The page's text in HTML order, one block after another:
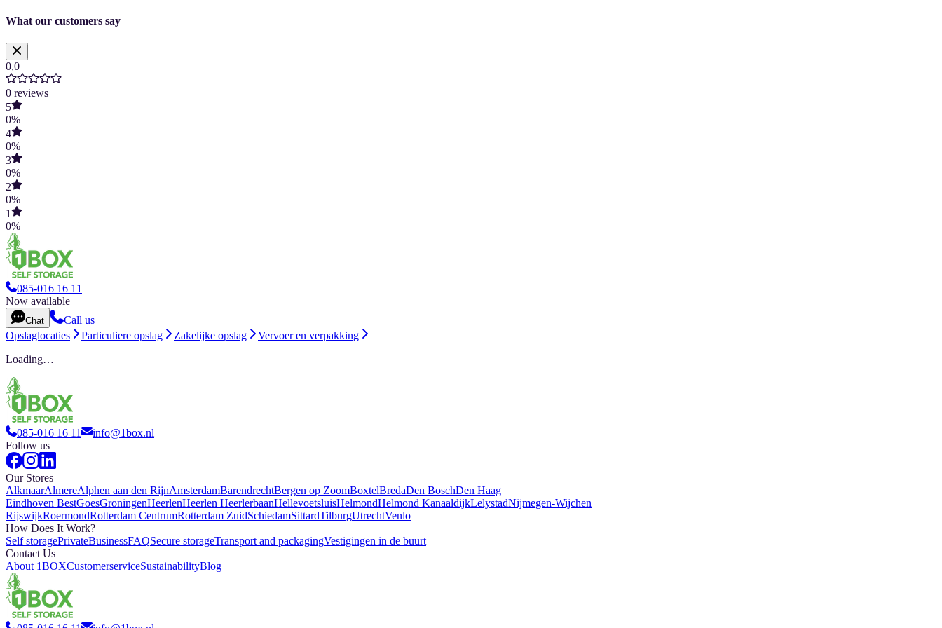
What our customers say
0,0
0 reviews
5
0%
4
0%
3
0%
2
0%
1
0%
085-016 16 11
Now available
Chat
Call us
Opslaglocaties
Particuliere opslag Zakelijke opslag
Vervoer en verpakking
Loading…
085-016 16 11
info@1box.nl
Follow us
Our Stores
AlkmaarAlmereAlphen aan den RijnAmsterdamBarendrechtBergen op ZoomBoxtelBredaDen BoschDen Haag
Eindhoven BestGoesGroningenHeerlenHeerlen HeerlerbaanHellevoetsluisHelmondHelmond KanaaldijkLelystadNijmegen-Wijchen
RijswijkRoermondRotterdam CentrumRotterdam ZuidSchiedamSittardTilburgUtrechtVenlo
How Does It Work?
Self storagePrivateBusinessFAQSecure storageTransport and packagingVestigingen in de buurt
Contact Us
About 1BOXCustomerserviceSustainabilityBlog